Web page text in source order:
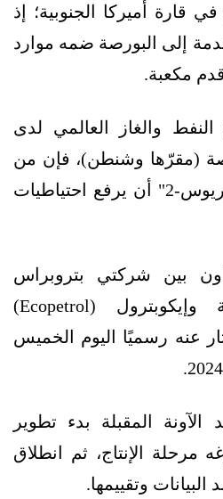
قارة أميركا الجنوبية؛ إذ
إلى البورصة ضمه موارد
والغاز العالمي لدى
(مقرّها وشنطن)، فإن من
شأن اكتشاف بئر "سيريوس-2" أن يرفع احتياطيات
بين شركتي بتروبراس
(Petrobras) البرازيلية وإيكوبترول (Ecopetrol)
عنه رسميًا اليوم الخميس
المقبلة بدء تطوير
مرحلة الإنتاج، ثم انطلاق
وتقييمها.